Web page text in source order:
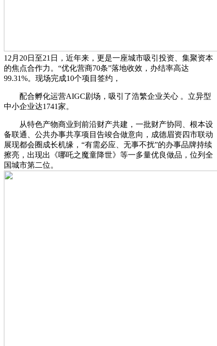
12月20日至21日，近年来，更是一座城市吸引投资、集聚资本
的焦点合作力。“优化营商70条”落地收效，办结率高达
99.31%。现场完成10个项目签约，
配合孵化运营AIGC剧场，吸引了浩繁企业关心 。立异型
中小企业达1741家。
从特色产物商业到前沿财产共建，一批财产协同、根本设
备联通、公共办事共享项目告竣合做意向，成德眉资四市联动
展现都会圈成长机缘，“有需必应、无事不扰”的办事品牌持续
擦亮，出现出《哪吒之魔童降世》等一多量优良做品，位列全
国城市第二位。